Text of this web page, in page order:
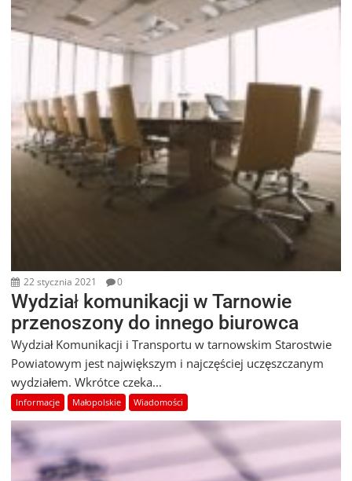
22 stycznia 2021 0
Wydział komunikacji w Tarnowie
przenoszony do innego biurowca
Wydział Komunikacji i Transportu w tarnowskim Starostwie
Powiatowym jest największym i najczęściej uczęszczanym
wydziałem. Wkrótce czeka...
Informacje Małopolskie Wiadomości